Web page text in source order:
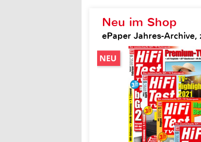
Neu im Shop
ePaper Jahres-Archive,